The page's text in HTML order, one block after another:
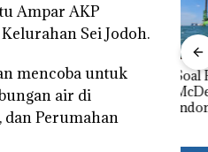
Ampar AKP
Sei Jodoh.
mencoba untuk
air di
dan Perumahan
‎Soal Pengerukan PT
McDermott
Indonesia, KSOP
Khusus Batam